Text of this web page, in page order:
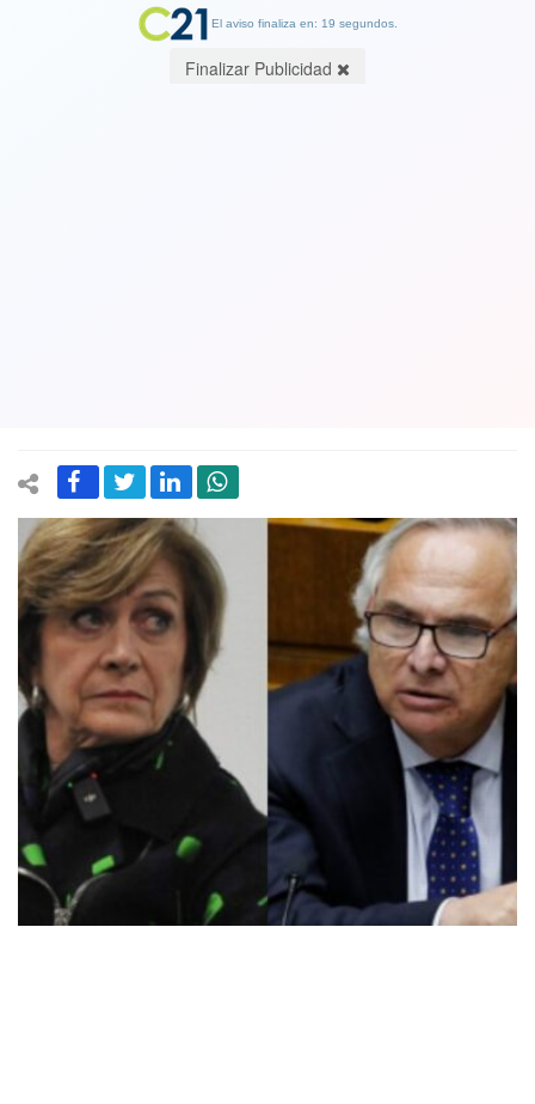
El aviso finaliza en: 19 segundos.
Finalizar Publicidad